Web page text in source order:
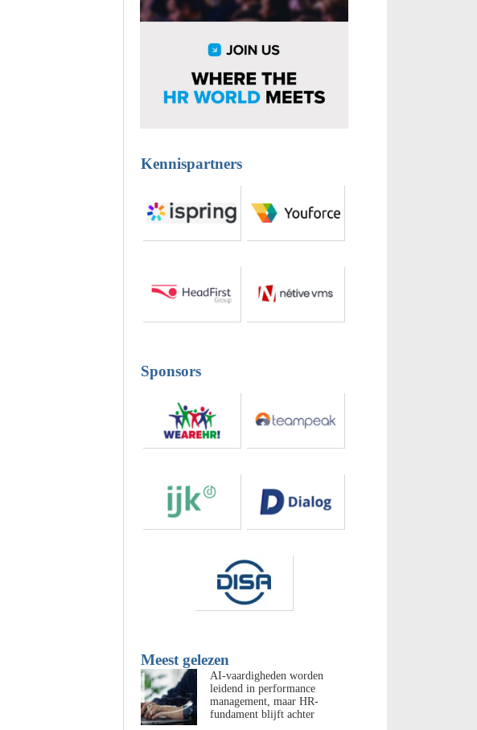
Kennispartners
Sponsors
Meest gelezen
AI-vaardigheden worden
leidend in performance
management, maar HR-
fundament blijft achter